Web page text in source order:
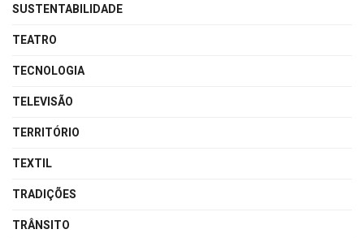
SUSTENTABILIDADE
TEATRO
TECNOLOGIA
TELEVISÃO
TERRITÓRIO
TEXTIL
TRADIÇÕES
TRÂNSITO